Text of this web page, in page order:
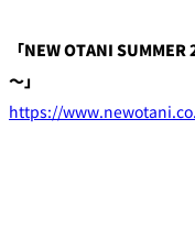
「NEW OTANI
～」
https://